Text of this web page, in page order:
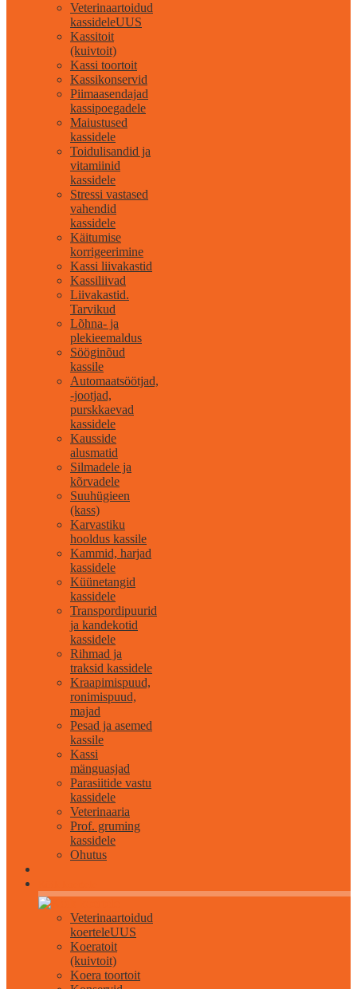
Veterinaartoidud
kassideleUUS
Kassitoit
(kuivtoit)
Kassi toortoit
Kassikonservid
Piimaasendajad
kassipoegadele
Maiustused
kassidele
Toidulisandid ja
vitamiinid
kassidele
Stressi vastased
vahendid
kassidele
Käitumise
korrigeerimine
Kassi liivakastid
Kassiliivad
Liivakastid.
Tarvikud
Lõhna- ja
plekieemaldus
Sööginõud
kassile
Automaatsöötjad,
-jootjad,
purskkaevad
kassidele
Kausside
alusmatid
Silmadele ja
kõrvadele
Suuhügieen
(kass)
Karvastiku
hooldus kassile
Kammid, harjad
kassidele
Küünetangid
kassidele
Transpordipuurid
ja kandekotid
kassidele
Rihmad ja
traksid kassidele
Kraapimispuud,
ronimispuud,
majad
Pesad ja asemed
kassile
Kassi
mänguasjad
Parasiitide vastu
kassidele
Veterinaaria
Prof. gruming
kassidele
Ohutus
Veterinaartoidud
koerteleUUS
Koeratoit
(kuivtoit)
Koera toortoit